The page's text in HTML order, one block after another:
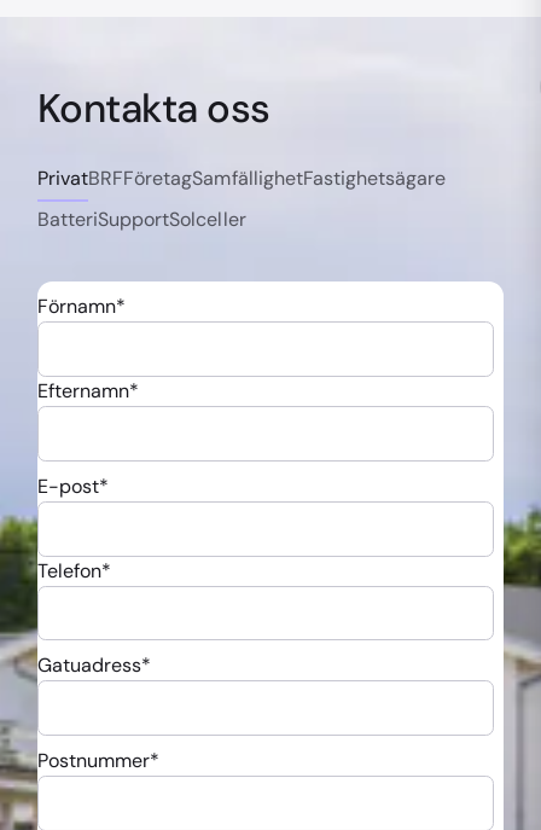
Kontakta oss
PrivatBRFFöretagSamfällighetFastighetsägare
BatteriSupportSolceller
Förnamn*
Efternamn*
E-post*
Telefon*
Gatuadress*
Postnummer*